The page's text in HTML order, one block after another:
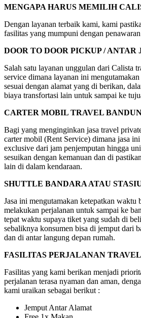
MENGAPA HARUS MEMILIH
Dengan layanan terbaik kami, kami
fasilitas yang mumpuni dengan
DOOR TO DOOR PICKUP / ANTAR
Salah satu layanan unggulan dari Calista
service dimana layanan ini
sesuai dengan alamat yang di berikan,
biaya transfortasi lain untuk sampai ke
CARTER MOBIL TRAVEL
Bagi yang menginginkan jasa travel
carter mobil (Rent Service) dimana jasa
exclusive dari jam penjemputan hingga
sesuikan dengan kemanuan dan di
lain di dalam kendaraan.
SHUTTLE BANDARA ATAU
Jasa ini mengutamakan ketepatkan waktu
melakukan perjalanan untuk sampai ke
tepat waktu supaya tiket yang sudah di
sebaliknya konsumen bisa di jemput dari
dan di antar langung depan rumah.
FASILITAS PERJALANAN
Fasilitas yang kami berikan menjadi
perjalanan terasa nyaman dan aman,
kami uraikan sebagai berikut :
Jemput Antar Alamat